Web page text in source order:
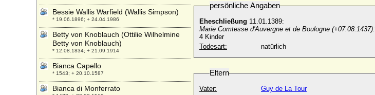
persönliche Angaben
Eheschließung 11.01.1389:
Marie Comtesse d'Auvergne et de Boulogne (+07.08.1437):
4 Kinder
Todesart:
natürlich
Eltern
Vater:
Guy de La Tour
Bessie Wallis Warfield (Wallis Simpson)
* 19.06.1896; + 24.04.1986
Betty von Knoblauch (Ottilie Wilhelmine
Betty von Knoblauch)
* 12.08.1834; + 21.09.1914
Bianca Capello
* 1543; + 20.10.1587
Bianca di Monferrato